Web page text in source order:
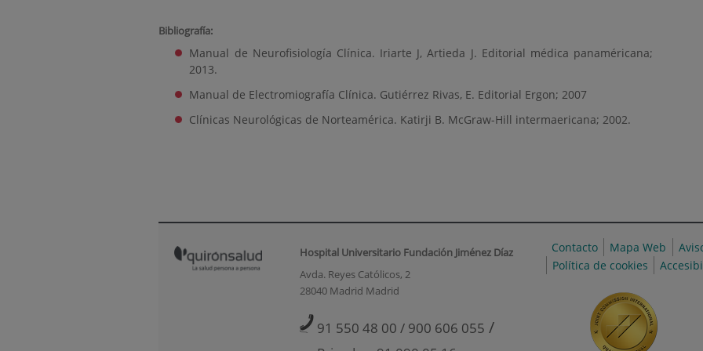
Bibliografía:
Manual de Neurofisiología Clínica. Iriarte J, Artieda J. Editorial médica panaméricana;
2013.
Manual de Electromiografía Clínica. Gutiérrez Rivas, E. Editorial Ergon; 2007
Clínicas Neurológicas de Norteamérica. Katirji B. McGraw-Hill intermaericana; 2002.
Hospital Universitario Fundación Jiménez Díaz
Avda. Reyes Católicos, 2
28040 Madrid Madrid
91 550 48 00 / 900 606 055 /
Contacto Mapa Web
Política de cookies